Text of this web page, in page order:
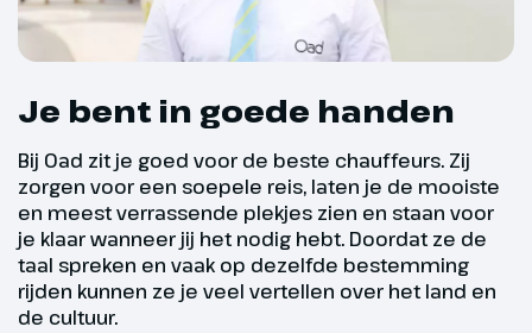
Westendorf
Het sprookjesachtige
winterlandschap rondom
Westendorf en het hele Brixental
is een Eldorado voor de
natuurliefhebber. We gaan over
de Westendorf-Aunerhof loipe,
een redelijk makkelijke loipe met
een lengte van ca. 13 km. Ook
voor een gemoedelijke
Je bent in goede handen
Bij Oad zit je goed voor de beste chauffeurs. Zij
zorgen voor een soepele reis, laten je de mooiste
en meest verrassende plekjes zien en staan voor
je klaar wanneer jij het nodig hebt. Doordat ze de
taal spreken en vaak op dezelfde bestemming
rijden kunnen ze je veel vertellen over het land en
de cultuur.
wandelschoenen (bij lage
wandelschoenen valt de sneeuw makkelijk
bieden meer stevigheid om de enkels op
gladde ondergrond. Waterdicht is een
must om constant natte voeten te
voorkomen).
Voor de wandelaars een wandelstok en